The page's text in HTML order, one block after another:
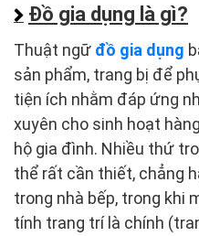
Đồ gia dụng là gì?
Thuật ngữ đồ gia dụng
sản phẩm, trang bị để
tiện ích nhằm đáp ứng
xuyên cho sinh hoạt
hộ gia đình. Nhiều thứ
thể rất cần thiết, chẳng
trong nhà bếp, trong khi
tính trang trí là chính